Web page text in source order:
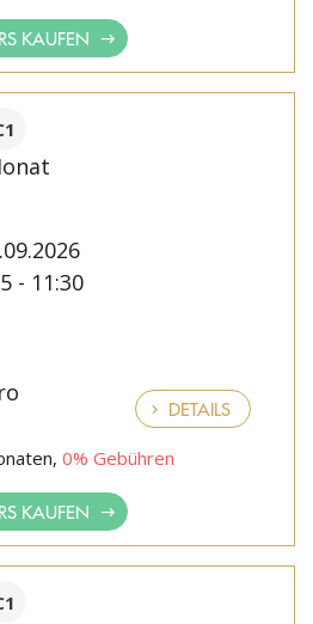
KAUFEN
- 11:30
0% Gebühren
DETAILS
KAUFEN